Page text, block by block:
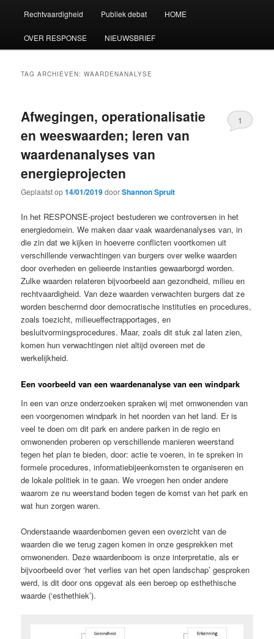
Rechtvaardigheid Publiek debat HOME
OVER RESPONSE NIEUWSBRIEF
TAG ARCHIEVEN:WAARDENANALYSE
Afwegingen, operationalisatie
en weeswaarden; leren van
waardenanalyses van
energieprojecten
Geplaatst op14/01/2019doorShannon Spruit
1
In het RESPONSE-project bestuderen we controversen in het
energiedomein. We maken daar vaak waardenanalyses van, in
die zin dat we kijken in hoeverre conflicten voortkomen uit
verschillende verwachtingen van burgers over welke waarden
door overheden en gelieerde instanties gewaarborgd worden.
Zulke waarden relateren bijvoorbeeld aan gezondheid, milieu en
rechtvaardigheid. Van deze waarden verwachten burgers dat ze
worden beschermd door democratische instituties en procedures,
zoals toezicht, milieueffectrapportages, en
besluitvormingsprocedures. Maar, zoals dit stuk zal laten zien,
komen hun verwachtingen niet altijd overeen met de
werkelijkheid.
Een voorbeeld van een waardenanalyse van een windpark
In een van onze onderzoeken spraken wij met omwonenden van
een voorgenomen windpark in het noorden van het land. Er is
veel te doen om dit park en andere parken in de regio en
omwonenden proberen op verschillende manieren weerstand
tegen het plan te bieden, door: actie te voeren, in te spreken in
formele procedures, informatiebijeenkomsten te organiseren en
de lokale politiek in te gaan. We vroegen hen onder andere
waarom ze nu weerstand boden tegen de komst van het park en
wat hun zorgen waren.
Onderstaande waardenbomen geven een overzicht van de
waarden die we terug zagen komen in onze gesprekken met
omwonenden. Deze waardenboom is onze interpretatie, als er
bijvoorbeeld over ‘het verlies van het open landschap’ gesproken
werd, is dit door ons opgevat als een beroep op esthethische
waarde (‘esthethiek’).